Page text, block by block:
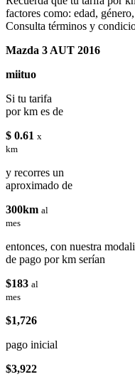
factores como: edad,
Consulta términos y
Mazda 3 AUT 2016
miituo
Si tu tarifa
por km es de
$ 0.61 x
km
y recorres un
aproximado de
300km al
mes
entonces, con nuestra
de pago por km serían
$183 al
mes
$1,726
pago inicial
$3,922